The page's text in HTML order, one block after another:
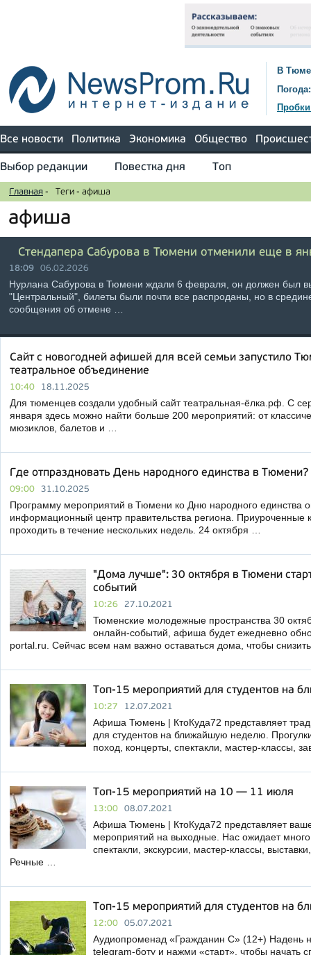
В
Погода:
Все новости Политика Экономика Общество
Выбор редакции Повестка дня Топ
Главная - Теги - афиша
афиша
Стендапера Сабурова в Тюмени отменили еще в
18:09 06.02.2026
Нурлана Сабурова в Тюмени ждали 6 февраля, он должен был
"Центральный", билеты были почти все распроданы, но в
сообщения об отмене …
Cайт с новогодней афишей для всей семьи запустило
театральное объединение
10:40 18.11.2025
Для тюменцев создали удобный сайт театральная-ёлка.рф. С
января здесь можно найти больше 200 мероприятий: от
мюзиклов, балетов и …
Где отпраздновать День народного единства в Тюмени?
09:00 31.10.2025
Программу мероприятий в Тюмени ко Дню народного единства
информационный центр правительства региона. Приуроченные
проходить в течение нескольких недель. 24 октября …
"Дома лучше": 30 октября в Тюмени
событий
10:26 27.10.2021
Тюменские молодежные пространства 30
онлайн-событий, афиша будет ежедневно
portal.ru. Сейчас всем нам важно оставаться дома, чтобы
Топ-15 мероприятий для студентов на
10:27 12.07.2021
Афиша Тюмень | КтоКуда72 представляет
для студентов на ближайшую неделю.
поход, концерты, спектакли, мастер-классы,
Топ-15 мероприятий на 10 — 11 июля
13:00 08.07.2021
Афиша Тюмень | КтоКуда72 представляет
мероприятий на выходные. Нас ожидает
спектакли, экскурсии, мастер-классы,
Речные …
Топ-15 мероприятий для студентов на
12:00 05.07.2021
Аудиопроменад «Гражданин С» (12+) Надень
telegram-боту и нажми «старт», чтобы начать